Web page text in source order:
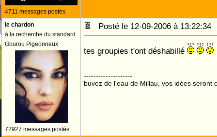
4711 messages postés
le chardon
à la recherche du standard
Gourou Pigeonneux
72927 messages postés
Posté le 12-09-2006 à
tes groupies t'ont déshabillé
--------------------
buvez de l'eau de Millau, vos idées seront